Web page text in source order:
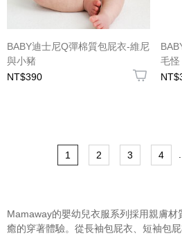
BABY迪士尼Q彈棉質包屁衣-維尼
與小豬
NT$390
毛怪
1 2 3 4
Mamaway的嬰幼兒衣服系列採用親膚材
癒的穿著體驗。從長袖包屁衣、短袖包